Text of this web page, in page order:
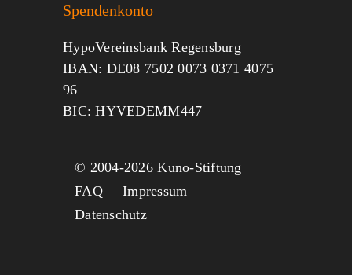
Spendenkonto
HypoVereinsbank Regensburg
IBAN: DE08 7502 0073 0371 4075
96
BIC: HYVEDEMM447
© 2004-2026 Kuno-Stiftung
FAQ
Impressum
Datenschutz